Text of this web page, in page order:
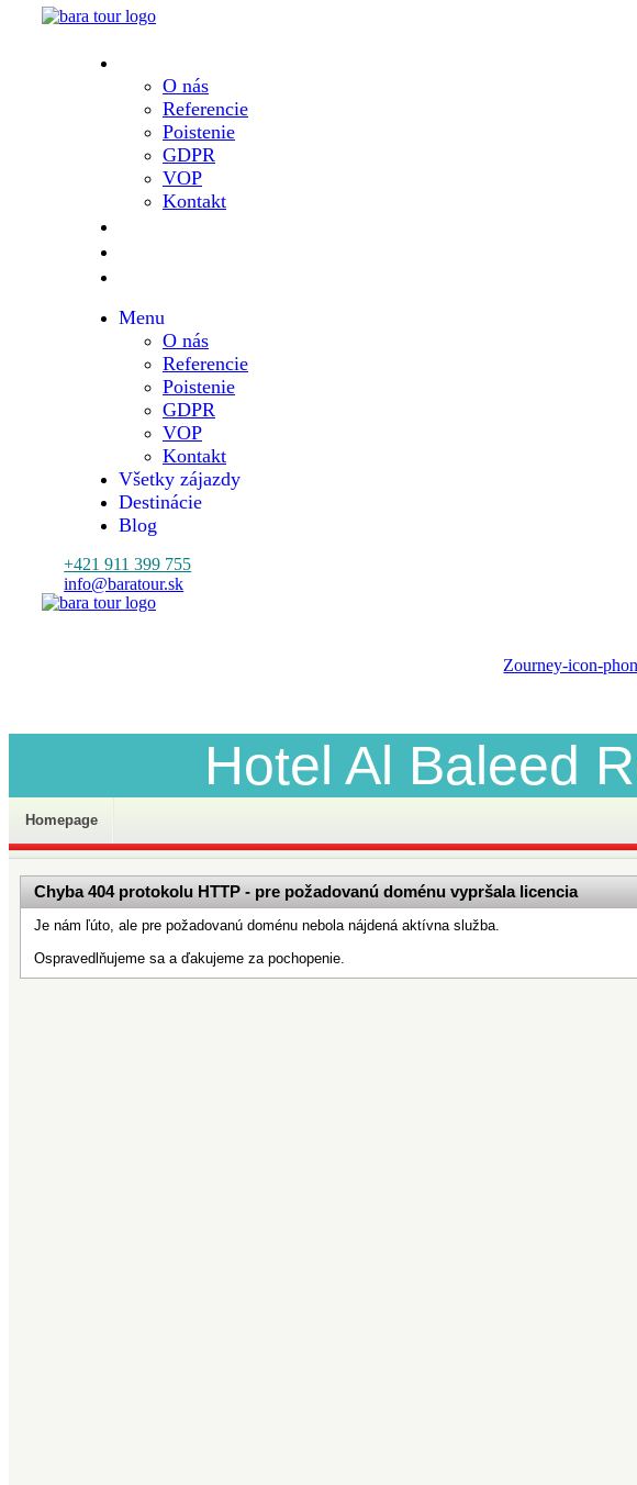
O nás
Referencie
Poistenie
GDPR
VOP
Kontakt
Menu
O nás
Referencie
Poistenie
GDPR
VOP
Kontakt
Všetky zájazdy
Destinácie
Blog
+421 911 399 755
info@baratour.sk
Zourney-icon-
Hotel Al Baleed